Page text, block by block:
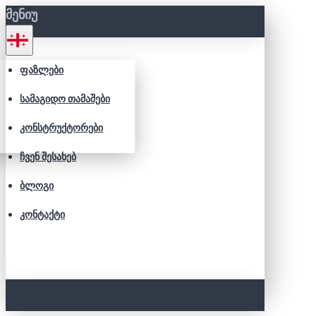
ᲛᲔᲜᲘᲣ
ᲤᲐᲖᲚᲔᲑᲘ
ᲡᲐᲛᲐᲒᲘᲓᲝ ᲗᲐᲛᲐᲨᲔᲑᲘ
ᲙᲝᲜᲡᲢᲠᲣᲥᲢᲝᲠᲔᲑᲘ
ᲩᲕᲔᲜ ᲨᲔᲡᲐᲮᲔᲑ
ᲑᲚᲝᲒᲘ
ᲙᲝᲜᲢᲐᲥᲢᲘ